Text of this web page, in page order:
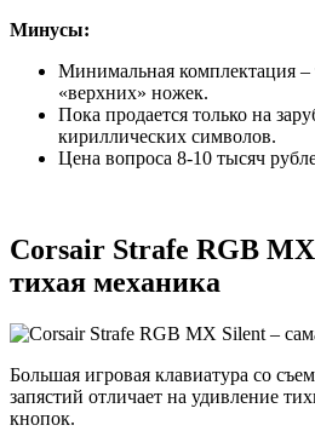
Минусы:
Минимальная комплектация –
«верхних» ножек.
Пока продается только на
кириллических символов.
Цена вопроса 8-10 тысяч
Cоrsair Strafe RGB
тихая механика
Большая игровая клавиатура со
запястий отличает на удивление
кнопок.